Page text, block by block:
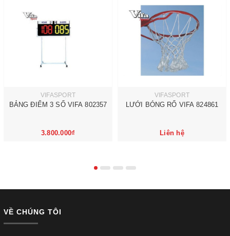
VIFASPORT
BẢNG ĐIỂM 3 SỐ VIFA 802357
3.800.000₫
VIFASPORT
LƯỚI BÓNG RỔ VIFA 824861
Liên hệ
VỀ CHÚNG TÔI